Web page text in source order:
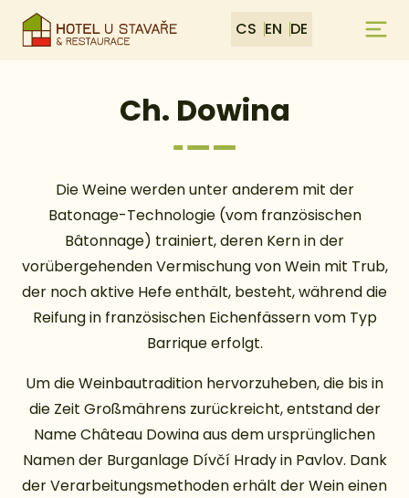
CS EN DE
Ch. Dowina
Die Weine werden unter anderem mit der
Batonage-Technologie (vom französischen
Bâtonnage) trainiert, deren Kern in der
vorübergehenden Vermischung von Wein mit Trub,
der noch aktive Hefe enthält, besteht, während die
Reifung in französischen Eichenfässern vom Typ
Barrique erfolgt.
Um die Weinbautradition hervorzuheben, die bis in
die Zeit Großmährens zurückreicht, entstand der
Name Château Dowina aus dem ursprünglichen
Namen der Burganlage Dívčí Hrady in Pavlov. Dank
der Verarbeitungsmethoden erhält der Wein einen